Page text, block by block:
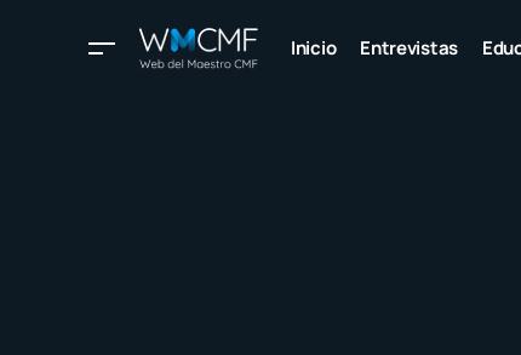
Inicio Entrevistas